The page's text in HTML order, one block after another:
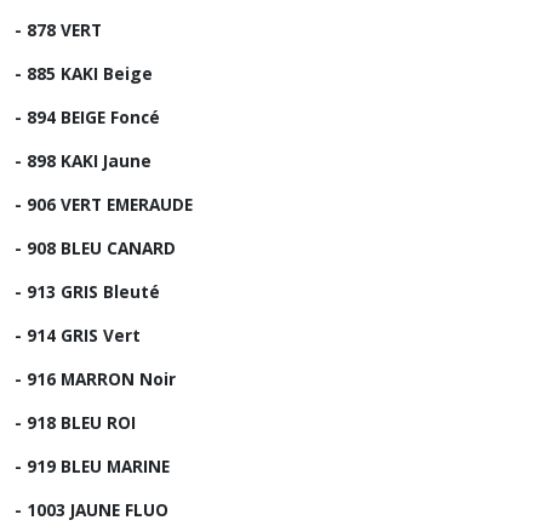
- 878 VERT
- 885 KAKI Beige
- 894 BEIGE Foncé
- 898 KAKI Jaune
- 906 VERT EMERAUDE
- 908 BLEU CANARD
- 913 GRIS Bleuté
- 914 GRIS Vert
- 916 MARRON Noir
- 918 BLEU ROI
- 919 BLEU MARINE
- 1003 JAUNE FLUO